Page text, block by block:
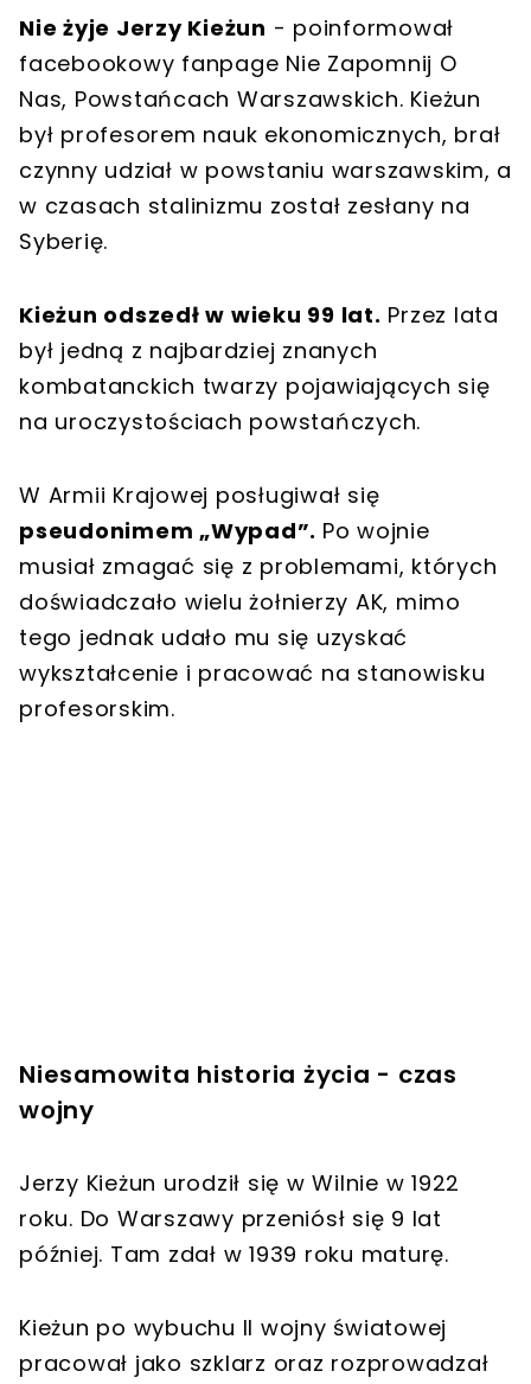
Nie żyje Jerzy Kieżun - poinformował
facebookowy fanpage Nie Zapomnij O
Nas, Powstańcach Warszawskich. Kieżun
był profesorem nauk ekonomicznych, brał
czynny udział w powstaniu warszawskim, a
w czasach stalinizmu został zesłany na
Syberię.
Kieżun odszedł w wieku 99 lat. Przez lata
był jedną z najbardziej znanych
kombatanckich twarzy pojawiających się
na uroczystościach powstańczych.
W Armii Krajowej posługiwał się
pseudonimem „Wypad”. Po wojnie
musiał zmagać się z problemami, których
doświadczało wielu żołnierzy AK, mimo
tego jednak udało mu się uzyskać
wykształcenie i pracować na stanowisku
profesorskim.
Niesamowita historia życia - czas
wojny
Jerzy Kieżun urodził się w Wilnie w 1922
roku. Do Warszawy przeniósł się 9 lat
później. Tam zdał w 1939 roku maturę.
Kieżun po wybuchu II wojny światowej
pracował jako szklarz oraz rozprowadzał